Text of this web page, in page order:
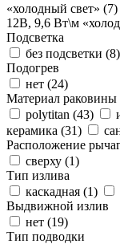
«холодный свет» (7)
12В, 9,6 Вт\м
Подсветка
без подсветки (8)
Подогрев
нет (24)
Материал раковины
polytitan (43)
керамика (31)
Расположение
сверху (1)
Тип излива
каскадная (1)
Выдвижной излив
нет (19)
Тип подводки